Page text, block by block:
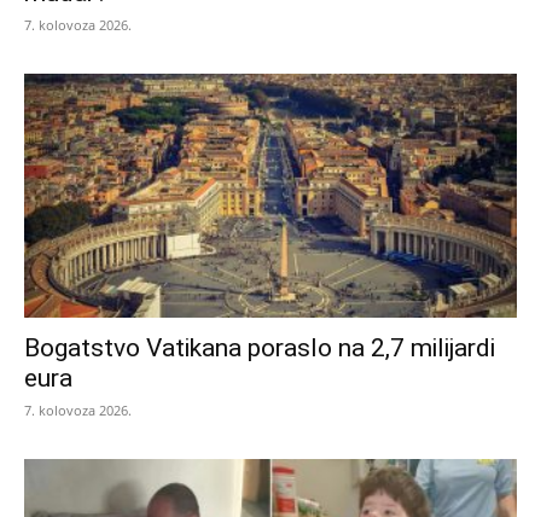
7. kolovoza 2026.
Bogatstvo Vatikana poraslo na 2,7 milijardi
eura
7. kolovoza 2026.